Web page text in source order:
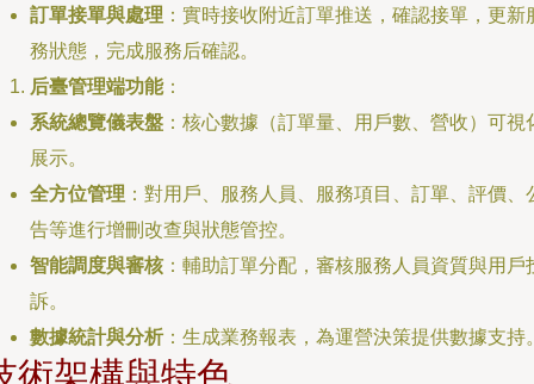
訂單接單與處理 ：實時接收附近訂單推送，確認接單，更新
務狀態，完成服務后確認。
后臺管理端功能：
系統總覽儀表盤 ：核心數據（訂單量、用戶數、營收）可視
展示。
全方位管理 ：對用戶、服務人員、服務項目、訂單、評價、
告等進行增刪改查與狀態管控。
智能調度與審核：輔助訂單分配，審核服務人員資質與用戶
訴。
數據統計與分析：生成業務報表，為運營決策提供數據支持
術架構與特色